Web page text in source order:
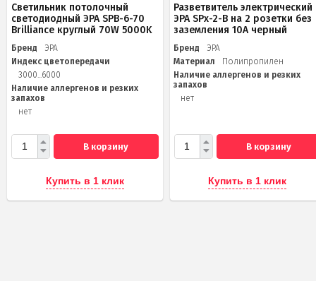
Светильник потолочный
светодиодный ЭРА SPB-6-70
Brilliance круглый 70W 5000K
Бренд
ЭРА
Индекс цветопередачи
3000...6000
Наличие аллергенов и резких
запахов
нет
В корзину
Купить в 1 клик
Разветвитель электрический
ЭРА SPx-2-B на 2 розетки без
заземления 10А черный
Бренд
ЭРА
Материал
Полипропилен
Наличие аллергенов и резких
запахов
нет
В корзину
Купить в 1 клик